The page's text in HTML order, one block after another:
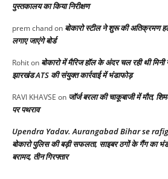
पुस्तकालय का किया निरीक्षण
prem chandon बोकारो स्टील ने शुरू की अतिक्रमण
लगाए जाएंगे बोर्ड
Rohiton बोकारो में मैरिज हॉल के अंदर चल रही थी
झारखंड ATS की संयुक्त कार्रवाई में भंडाफोड़
RAVI KHAVSE on जॉर्ज बरला की चाकूबाजी में मौत,
पर पथराव
Upendra Yadav. Aurangabad Bihar se
बोकारो पुलिस की बड़ी सफलता, साइबर ठगों के गैंग का
बरामद, तीन गिरफ्तार